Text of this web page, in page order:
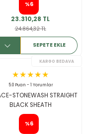
%6
23.310,28 TL
24.864,32 TL
SEPETE EKLE
5.0 Puan - 1 Yorumlar
STONEWASH STRAIGHT
BLACK SHEATH
%6